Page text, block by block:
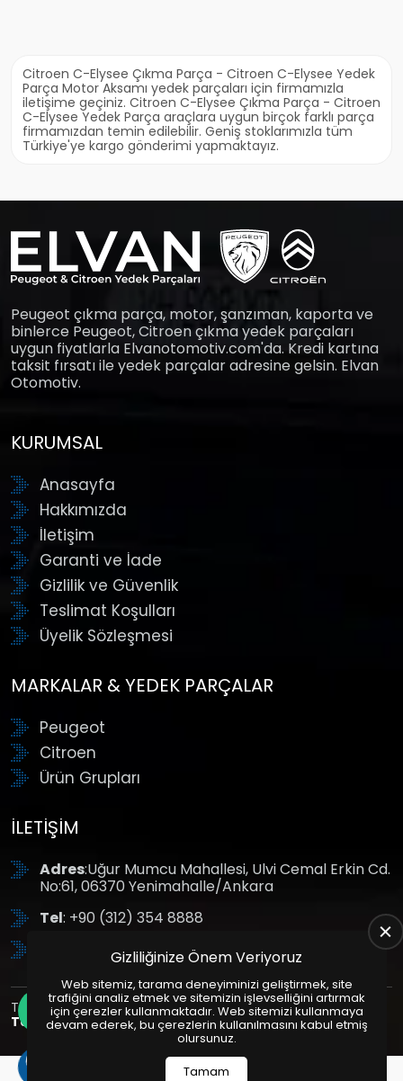
Citroen C-Elysee Çıkma Parça - Citroen C-Elysee Yedek
Parça Motor Aksamı yedek parçaları için firmamızla
iletişime geçiniz. Citroen C-Elysee Çıkma Parça - Citroen
C-Elysee Yedek Parça araçlara uygun birçok farklı parça
firmamızdan temin edilebilir. Geniş stoklarımızla tüm
Türkiye'ye kargo gönderimi yapmaktayız.
Peugeot çıkma parça, motor, şanzıman, kaporta ve
binlerce Peugeot, Citroen çıkma yedek parçaları
uygun fiyatlarla Elvanotomotiv.com'da. Kredi kartına
taksit fırsatı ile yedek parçalar adresine gelsin. Elvan
Otomotiv.
KURUMSAL
Anasayfa
Hakkımızda
İletişim
Garanti ve İade
Gizlilik ve Güvenlik
Teslimat Koşulları
Üyelik Sözleşmesi
MARKALAR & YEDEK PARÇALAR
Peugeot
Citroen
Ürün Grupları
İLETIŞIM
Adres:Uğur Mumcu Mahallesi, Ulvi Cemal Erkin Cd.
No:61, 06370 Yenimahalle/Ankara
Tel: +90 (312) 354 8888
: +90 (532) 343 4085
Tüm Hakları Saklıdır. | Bu site Us YazılımKurumsal Web
TasarımveE-TicaretPaketleri ile Hazırlanmıştır. © 2025
Gizliliğinize Önem Veriyoruz
Web sitemiz, tarama deneyiminizi geliştirmek, site
trafiğini analiz etmek ve sitemizin işlevselliğini artırmak
için çerezler kullanmaktadır. Web sitemizi kullanmaya
devam ederek, bu çerezlerin kullanılmasını kabul etmiş
olursunuz.
Tamam